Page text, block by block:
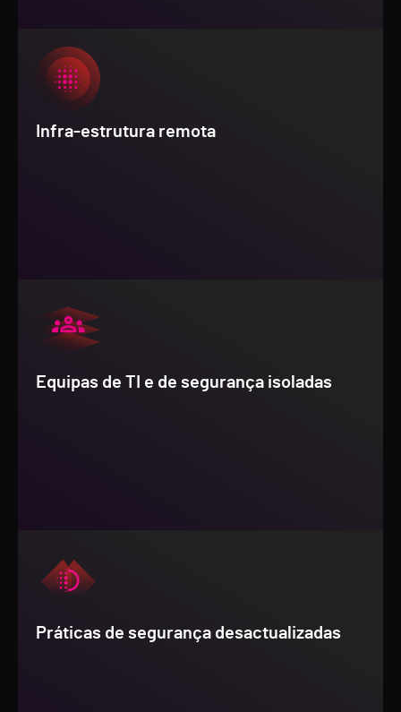
Infra-estrutura remota
Equipas de TI e de segurança isoladas
Práticas de segurança desactualizadas